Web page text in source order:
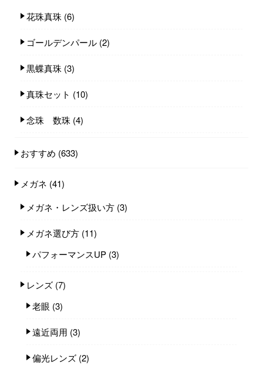
花珠真珠 (6)
ゴールデンパール (2)
黒蝶真珠 (3)
真珠セット (10)
念珠 数珠 (4)
おすすめ (633)
メガネ (41)
メガネ・レンズ扱い方 (3)
メガネ選び方 (11)
パフォーマンスUP (3)
レンズ (7)
老眼 (3)
遠近両用 (3)
偏光レンズ (2)